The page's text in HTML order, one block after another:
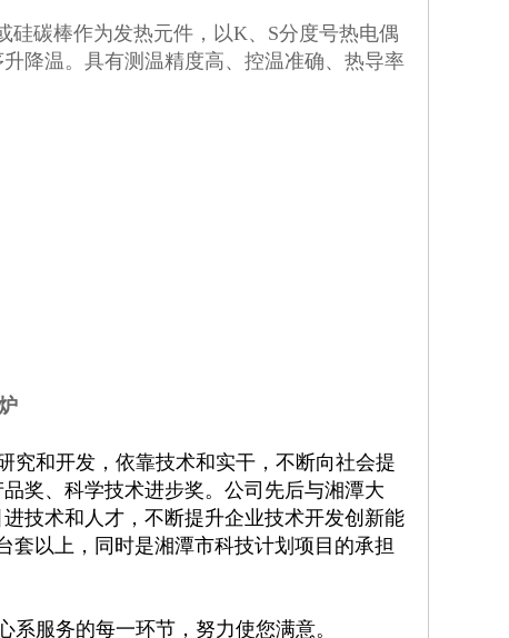
碳棒作为发热元件，以K、S分度号热电偶
降温。具有测温精度高、控温准确、热导率
究和开发，依靠技术和实干，不断向社会提
奖、科学技术进步奖。公司先后与湘潭大
技术和人才，不断提升企业技术开发创新能
套以上，同时是湘潭市科技计划项目的承担
服务的每一环节，努力使您满意。